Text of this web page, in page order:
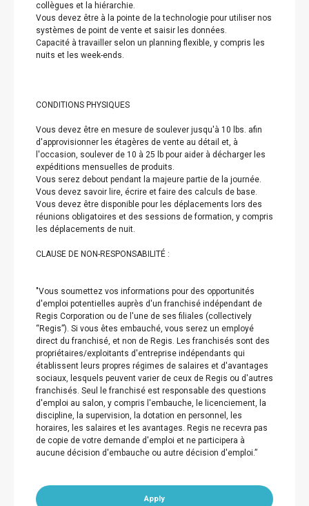
collègues et la hiérarchie.
Vous devez être à la pointe de la technologie pour utiliser nos
systèmes de point de vente et saisir les données.
Capacité à travailler selon un planning flexible, y compris les
nuits et les week-ends.
CONDITIONS PHYSIQUES
Vous devez être en mesure de soulever jusqu'à 10 lbs. afin
d'approvisionner les étagères de vente au détail et, à
l'occasion, soulever de 10 à 25 lb pour aider à décharger les
expéditions mensuelles de produits.
Vous serez debout pendant la majeure partie de la journée.
Vous devez savoir lire, écrire et faire des calculs de base.
Vous devez être disponible pour les déplacements lors des
réunions obligatoires et des sessions de formation, y compris
les déplacements de nuit.
CLAUSE DE NON-RESPONSABILITÉ :
"Vous soumettez vos informations pour des opportunités
d'emploi potentielles auprès d'un franchisé indépendant de
Regis Corporation ou de l'une de ses filiales (collectively
“Regis”). Si vous êtes embauché, vous serez un employé
direct du franchisé, et non de Regis. Les franchisés sont des
propriétaires/exploitants d'entreprise indépendants qui
établissent leurs propres régimes de salaires et d'avantages
sociaux, lesquels peuvent varier de ceux de Regis ou d'autres
franchisés. Seul le franchisé est responsable des questions
d'emploi au salon, y compris l'embauche, le licenciement, la
discipline, la supervision, la dotation en personnel, les
horaires, les salaires et les avantages. Regis ne recevra pas
de copie de votre demande d'emploi et ne participera à
aucune décision d'embauche ou autre décision d'emploi.”
Apply